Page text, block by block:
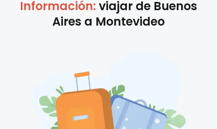
Información: viajar de Buenos
Aires a Montevideo